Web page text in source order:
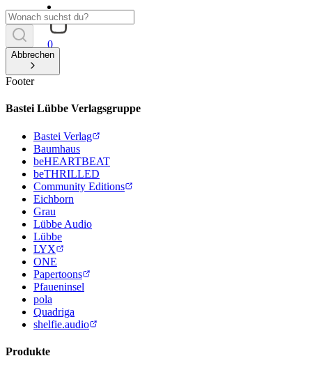
0
Abbrechen
Footer
Bastei Lübbe Verlagsgruppe
Bastei Verlag
Baumhaus
beHEARTBEAT
beTHRILLED
Community Editions
Eichborn
Grau
Lübbe Audio
Lübbe
LYX
ONE
Papertoons
Pfaueninsel
pola
Quadriga
shelfie.audio
Produkte